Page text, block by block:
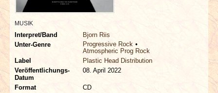
SPECIALS
REDAKTION
ARCHIV
MUSIK
Interpret/Band
Bjorn Riis
Unter-Genre
Progressive Rock
Atmospheric Prog Rock
Label
Plastic Head Distribution
Veröffentlichungs-
Datum
08. April 2022
Format
CD